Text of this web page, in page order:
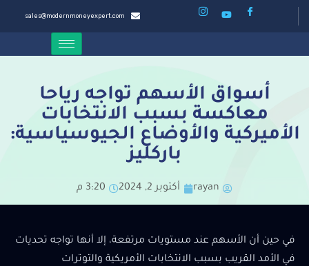
sales@modernmoneyexpert.com
أسواق الأسهم تواجه رياحا
معاكسة بسبب الانتخابات
الأميركية والأوضاع الجيوسياسية:
باركليز
rayan أكتوبر 2, 2024 3:20 م
في حين أن الأسهم عند مستويات مرتفعة، إلا أنها تواجه تحديات
في الأمد القريب بسبب الانتخابات الأمريكية والتوترات